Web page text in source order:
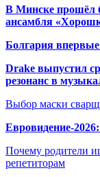
В Минске прошёл
ансамбля
Болгария
Drake выпустил
резонанс в
Выбор маски
Евровидение-
Почему родители
репетиторам